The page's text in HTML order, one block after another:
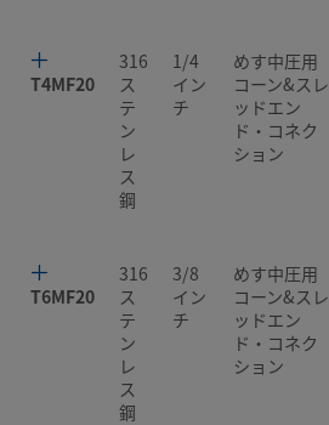
T4MF20
316
ス
テ
ン
レ
ス
鋼
1/4
イン
チ
めす中圧用
コーン&スレ
ッドエン
ド・コネク
ション
T6MF20
316
ス
テ
ン
レ
ス
鋼
3/8
イン
チ
めす中圧用
コーン&スレ
ッドエン
ド・コネク
ション